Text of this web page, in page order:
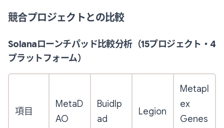
競合プロジェクトとの比較
Solanaローンチパッド比較分析（15プロジェクト・4
プラットフォーム）
項目
MetaD
AO
Buidlp
ad
Legion
Metapl
ex
Genes